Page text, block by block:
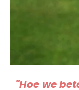
"Hoe we